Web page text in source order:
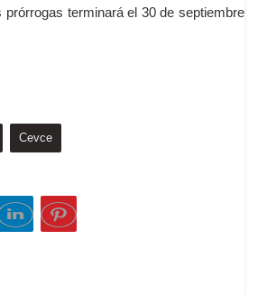
prórrogas terminará el 30 de septiembre
Cevce